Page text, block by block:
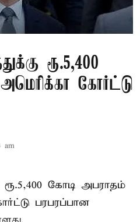
ரூ.5,400
கோர்ட்டு
am
ரூ.5,400 கோடி அபராதம்
பரபரப்பான